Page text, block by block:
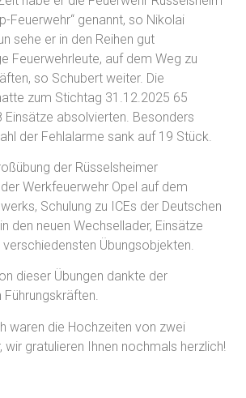
Feuerwehr“ genannt, so Nikolai
sehe er in den Reihen gut
Feuerwehrleute, auf dem Weg zu
so Schubert weiter. Die
zum Stichtag 31.12.2025 65
Einsätze absolvierten. Besonders
der Fehlalarme sank auf 19 Stück.
der Rüsselsheimer
Werkfeuerwehr Opel auf dem
Schulung zu ICEs der Deutschen
den neuen Wechsellader, Einsätze
verschiedensten Übungsobjekten.
dieser Übungen dankte der
Führungskräften.
waren die Hochzeiten von zwei
wir gratulieren Ihnen nochmals herzlich!